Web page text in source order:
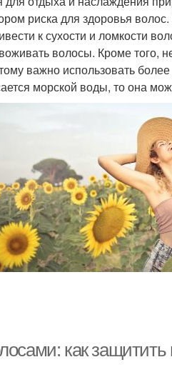
риска для здоровья
к сухости и ломкости
волосы. Кроме того,
важно использовать
морской воды, то она
как